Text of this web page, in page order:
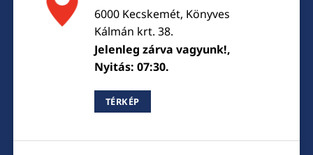
6000 Kecskemét, Könyves
Kálmán krt. 38.
Jelenleg zárva vagyunk!,
Nyitás: 07:30.
TÉRKÉP